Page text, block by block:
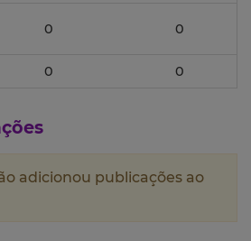
0 0
0 0
adicionou publicações ao